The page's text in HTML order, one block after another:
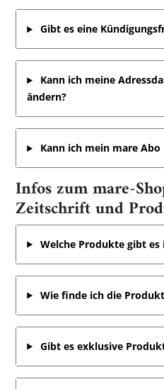
Gibt es eine
Kann ich meine
ändern?
Kann ich mein mare Abo
Infos zum mare-
Zeitschrift und
Welche Produkte gibt es
Wie finde ich die
Gibt es exklusive